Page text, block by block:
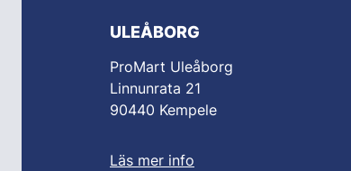
ULEÅBORG
ProMart Uleåborg
Linnunrata 21
90440 Kempele
Läs mer info